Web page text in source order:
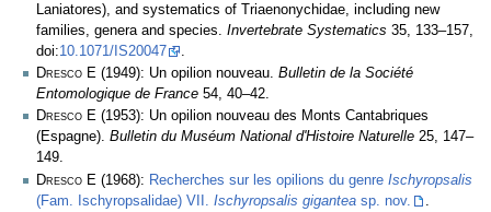
Laniatores), and systematics of Triaenonychidae, including new
families, genera and species. Invertebrate Systematics 35, 133–157,
doi:10.1071/IS20047
.
Dresco E (1949): Un opilion nouveau. Bulletin de la Société
Entomologique de France 54, 40–42.
Dresco E (1953): Un opilion nouveau des Monts Cantabriques
(Espagne). Bulletin du Muséum National d'Histoire Naturelle 25, 147–
149.
Dresco E (1968): Recherches sur les opilions du genre Ischyropsalis
(Fam. Ischyropsalidae) VII. Ischyropsalis gigantea sp. nov.